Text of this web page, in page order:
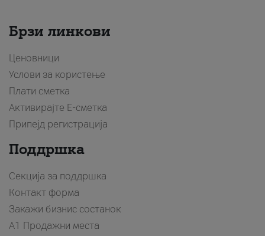
Брзи линкови
Ценовници
Услови за користење
Плати сметка
Активирајте Е-сметка
Припејд регистрација
Поддршка
Секција за поддршка
Контакт форма
Закажи бизнис состанок
A1 Продажни места